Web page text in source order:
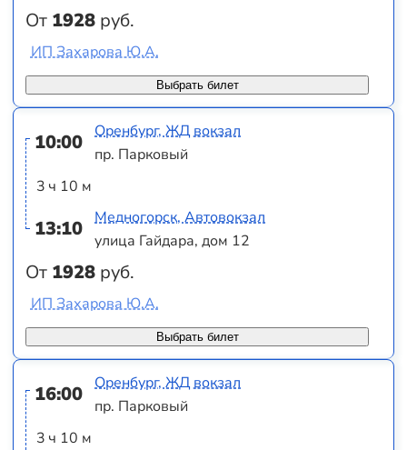
От 1928 руб.
Выбрать билет
ИП Захарова Ю.А.
10:00
3 ч 10 м
13:10
От 1928 руб.
Оренбург, ЖД вокзал
пр. Парковый
Медногорск, Автовокзал
улица Гайдара, дом 12
Выбрать билет
ИП Захарова Ю.А.
16:00
3 ч 10 м
Оренбург, ЖД вокзал
пр. Парковый